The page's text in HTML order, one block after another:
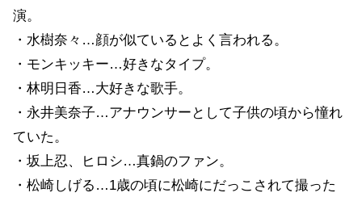
演。
・水樹奈々…顔が似ているとよく言われる。
・モンキッキー…好きなタイプ。
・林明日香…大好きな歌手。
・永井美奈子…アナウンサーとして子供の頃から憧れ
ていた。
・坂上忍、ヒロシ…真鍋のファン。
・松崎しげる…1歳の頃に松崎にだっこされて撮った